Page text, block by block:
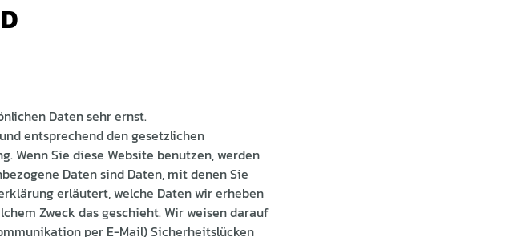
Daten sehr ernst.
entsprechend den gesetzlichen
Wenn Sie diese Website benutzen, werden
Daten sind Daten, mit denen Sie
erläutert, welche Daten wir erheben
Zweck das geschieht. Wir weisen darauf
per E-Mail) Sicherheitslücken